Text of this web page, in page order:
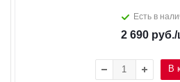
Есть в
2 690руб./
В